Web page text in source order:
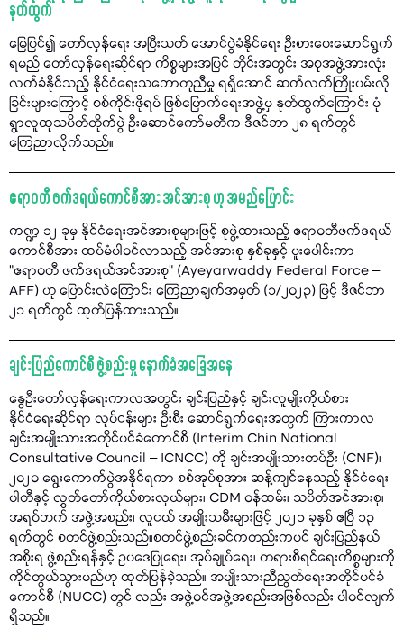
နုတ်ထွက်
မြေပြင်၍ တော်လှန်ရေး အပြီးသတ် အောင်ပွဲခံနိုင်ရေး ဦးစားပေးဆောင်ရွက်
ရမည် တော်လှန်ရေးဆိုင်ရာ ကိစ္စများအပြင် တိုင်းအတွင်း အစုအဖွဲ့အားလုံး
လက်ခံနိုင်သည့် နိုင်ငံရေးသဘောတူညီမှု ရရှိအောင် ဆက်လက်ကြိုးပမ်းလို
ခြင်းများကြောင့် စစ်ကိုင်းဖိုရမ် ဖြစ်မြောက်ရေးအဖွဲ့မှ နုတ်ထွက်ကြောင်း မုံ
ရွာလူထုသပိတ်တိုက်ပွဲ ဦးဆောင်ကော်မတီက ဒီဇင်ဘာ ၂၈ ရက်တွင်
ကြေညာလိုက်သည်။
ဧရာဝတီ ဖက်ဒရယ်ကောင်စီအား အင်အားစု ဟု အမည်ပြောင်း
ကဏ္ဍ ၁၂ ခုမှ နိုင်ငံရေးအင်အားစုများဖြင့် စုဖွဲ့ထားသည့် ဧရာဝတီဖက်ဒရယ်
ကောင်စီအား ထပ်မံပါဝင်လာသည့် အင်အားစု နှစ်ခုနှင့် ပူးပေါင်းကာ
"ဧရာဝတီ ဖက်ဒရယ်အင်အားစု" (Ayeyarwaddy Federal Force –
AFF) ဟု ပြောင်းလဲကြောင်း ကြေညာချက်အမှတ် (၁/၂၀၂၃) ဖြင့် ဒီဇင်ဘာ
၂၁ ရက်တွင် ထုတ်ပြန်ထားသည်။
ချင်းပြည်ကောင်စီ ဖွဲ့စည်းမှု နောက်ခံအခြေအနေ
နွေဦးတော်လှန်ရေးကာလအတွင်း ချင်းပြည်နှင့် ချင်းလူမျိုးကိုယ်စား
နိုင်ငံရေးဆိုင်ရာ လုပ်ငန်းများ ဦးစီး ဆောင်ရွက်ရေးအတွက် ကြားကာလ
ချင်းအမျိုးသားအတိုင်ပင်ခံကောင်စီ (Interim Chin National
Consultative Council – ICNCC) ကို ချင်းအမျိုးသားတပ်ဦး (CNF)၊
၂၀၂၀ ရွေးကောက်ပွဲအနိုင်ရကာ စစ်အုပ်စုအား ဆန့်ကျင်နေသည့် နိုင်ငံရေး
ပါတီနှင့် လွှတ်တော်ကိုယ်စားလှယ်များ၊ CDM ဝန်ထမ်း၊ သပိတ်အင်အားစု၊
အရပ်ဘက် အဖွဲ့အစည်း၊ လူငယ် အမျိုးသမီးများဖြင့် ၂၀၂၁ ခုနှစ် ဧပြီ ၁၃
ရက်တွင် စတင်ဖွဲ့စည်းသည်။စတင်ဖွဲ့စည်းခင်ကတည်းကပင် ချင်းပြည်နယ်
အစိုးရ ဖွဲ့စည်းရန်နှင့် ဥပဒေပြုရေး၊ အုပ်ချုပ်ရေး၊ တရားစီရင်ရေးကိစ္စများကို
ကိုင်တွယ်သွားမည်ဟု ထုတ်ပြန်ခဲ့သည်။ အမျိုးသားညီညွတ်ရေးအတိုင်ပင်ခံ
ကောင်စီ (NUCC) တွင် လည်း အဖွဲ့ဝင်အဖွဲ့အစည်းအဖြစ်လည်း ပါဝင်လျက်
ရှိသည်။